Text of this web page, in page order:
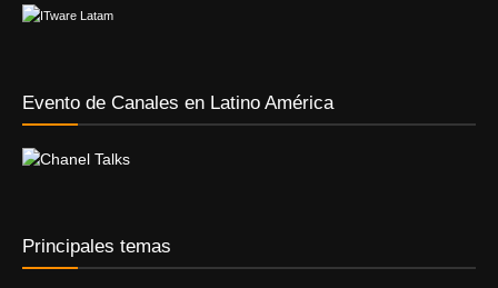
Evento de Canales en Latino América
Principales temas